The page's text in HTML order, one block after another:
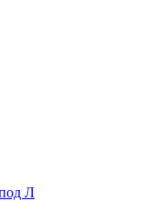
Л